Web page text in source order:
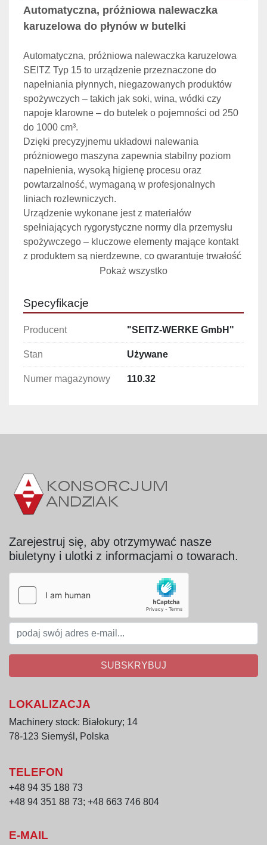
Automatyczna, próżniowa nalewaczka
karuzelowa do płynów w butelki
Automatyczna, próżniowa nalewaczka karuzelowa
SEITZ Typ 15 to urządzenie przeznaczone do
napełniania płynnych, niegazowanych produktów
spożywczych – takich jak soki, wina, wódki czy
napoje klarowne – do butelek o pojemności od 250
do 1000 cm³.
Dzięki precyzyjnemu układowi nalewania
próżniowego maszyna zapewnia stabilny poziom
napełnienia, wysoką higienę procesu oraz
powtarzalność, wymaganą w profesjonalnych
liniach rozlewniczych.
Urządzenie wykonane jest z materiałów
spełniających rygorystyczne normy dla przemysłu
spożywczego – kluczowe elementy mające kontakt
z produktem są nierdzewne, co gwarantuje trwałość
oraz łatwość czyszczenia.
Wymiary gabarytowe
Szerokość: 1.550 mm
Głębokość: 1.280 mm
Wysokość: 2.770 mm
Dane techniczne nalewaczki SEITZ Typ 15
Producent: SEITZ WERKE G.m.b.H, Bad
Zakres pojemności butelek: 250 – 1000 cm³
Przekrój szyjki nalewaka: 15 mm
Stal nierdzewna: obudowa, blat roboczy,
zbiornik (również praca pod próżnią),
Stal węglowa: rama główna
Tworzywo sztuczne: ślimak pozycjonujący
butelki, gwiazda podająca i odbierająca
Aluminium: jarzmo ślimaka pozycjonującego
Pozostałe cechy konstrukcyjne
Pływakowo-sprężynowa regulacja poziomu
Sterowanie całkowicie mechaniczne, bez
Stabilna praca w trybie ciągłym
Wysoka precyzja napełniania podczas pracy
Zalety nalewaczki SEITZ Typ 15
Aż 15 nalewaków zapewniających wysoką
Pokaż wszystko
Specyfikacje
Producent "SEITZ-WERKE GmbH"
Stan Używane
Numer magazynowy 110.32
Zarejestruj się, aby otrzymywać nasze
biuletyny i ulotki z informacjami o towarach.
SUBSKRYBUJ
LOKALIZACJA
Machinery stock: Białokury; 14
78-123 Siemyśl, Polska
TELEFON
+48 94 35 188 73
+48 94 351 88 73; +48 663 746 804
E-MAIL